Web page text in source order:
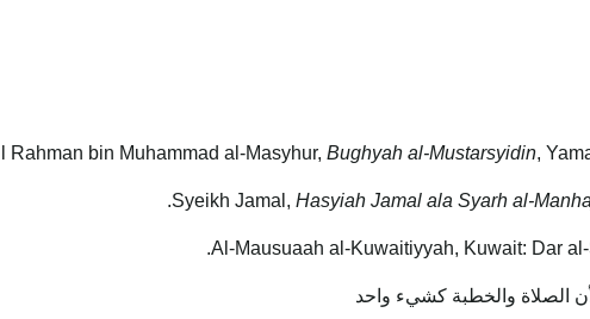
Rahman bin Muhammad al-Masyhur, Bughyah al-Mustarsyidin,
Hasyiah Jamal ala Syarh al-
الصلاة والخطبة كشيء واحد